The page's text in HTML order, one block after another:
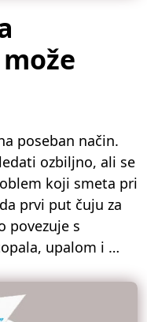
poseban način.
ozbiljno, ali se
koji smeta pri
prvi put čuju za
povezuje s
upalom i …